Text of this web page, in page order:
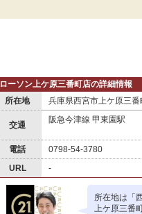
ローソン上ケ原三番町店の詳細情報
所在地
兵庫県西宮市上ケ原三番
交通
阪急今津線 甲東園駅
電話
0798-54-3780
URL
-
所在地は「
上ケ原三番